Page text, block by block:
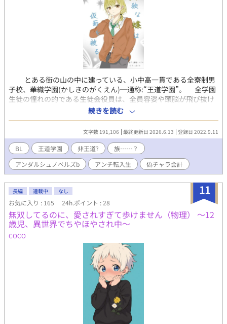
とある街の山の中に建っている、小中高一貫である全寮制男
子校、華織学園(かしきのがくえん)─通称:“王道学園”。 全学園
生徒の憧れの的である生徒会役員は、全員容姿や頭脳が飛び抜け
て良く、運動力や芸術力等の他の能力にも優れていた。また、と
ても個性豊かであったが、役員仲は比較的良好だった。 さて、
そんな生徒会役員のうちの1人である、会計の水無月真琴。 彼
は己の本質を隠しながらも、他のメンバーと各々仕事をこなし、
極々平穏に、楽しく日々を過ごしていた。 あの日、例の不思議
な転入生が来るまでは… ーーーーーーーーー 作者は執筆初心者
なので、おかしくなったりするかもしれませんが、温かく見守っ
て(?)くれると嬉しいです。また、この小説はその場のノリとテン
ションと思い付きで書かれていることが多いため、広げた風呂敷
を畳みきれなくなっています。自業自得ですね。 学生のため、
ストック残量状況によっては土曜更新が出来ないことがあるかも
しれません。ご了承下さい。 所々シリアス&コメディ(?)風味有
り ＊表紙は、我が妹である あくす(Twitter名) に描いてもらった真
琴です。かわいい ＊お気に入り数200突破!!有難う御座いま
す!2023/08/25 ＊エブリスタでも投稿し始めました。アルファポ
リス先行です。2023/03/20
続きを読む
文字数 191,106 最終更新日 2026.6.13 登録日 2022.9.11
BL 王道学園 非王道?
族……？
アンダルシュノベルズb
アンチ転入生 偽チャラ会計
11
長編 連載中 なし
お気に入り : 165 24h.ポイント : 28
無双してるのに、愛されすぎて歩けません（物理） 〜12
歳児、異世界でちやほやされ中〜
COCO